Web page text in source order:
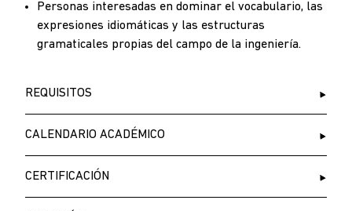
Personas interesadas en dominar el vocabulario, las
expresiones idiomáticas y las estructuras
gramaticales propias del campo de la ingeniería.
REQUISITOS
CALENDARIO ACADÉMICO
CERTIFICACIÓN